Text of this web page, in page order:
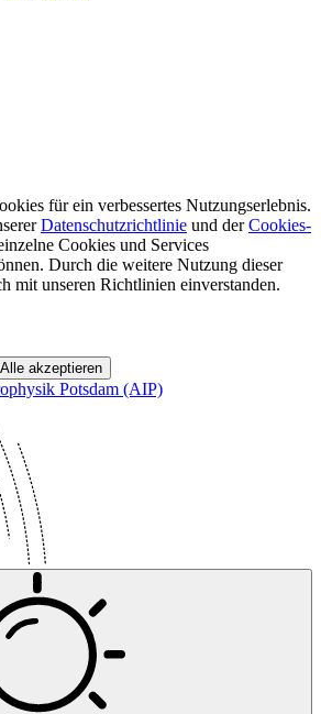
für ein verbessertes Nutzungserlebnis.
Datenschutzrichtlinie und derCookies-
Cookies und Services
Durch die weitere Nutzung dieser
mit unseren Richtlinien einverstanden.
Alle akzeptieren
Potsdam (AIP)